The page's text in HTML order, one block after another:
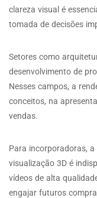
clareza visual é
tomada de decisões
Setores como
desenvolvimento de
Nesses campos, a
conceitos, na
vendas.
Para incorporadoras,
visualização 3D é
vídeos de alta
engajar futuros